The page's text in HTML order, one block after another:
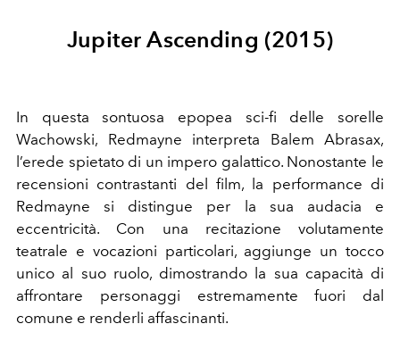
Jupiter Ascending (2015)
In questa sontuosa epopea sci-fi delle sorelle
Wachowski, Redmayne interpreta Balem Abrasax,
l’erede spietato di un impero galattico. Nonostante le
recensioni contrastanti del film, la performance di
Redmayne si distingue per la sua audacia e
eccentricità. Con una recitazione volutamente
teatrale e vocazioni particolari, aggiunge un tocco
unico al suo ruolo, dimostrando la sua capacità di
affrontare personaggi estremamente fuori dal
comune e renderli affascinanti.